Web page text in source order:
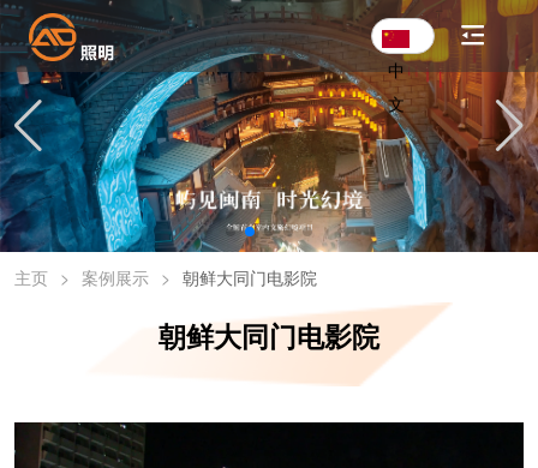
中
文
主页 > 案例展示 > 朝鲜大同门电影院
朝鲜大同门电影院